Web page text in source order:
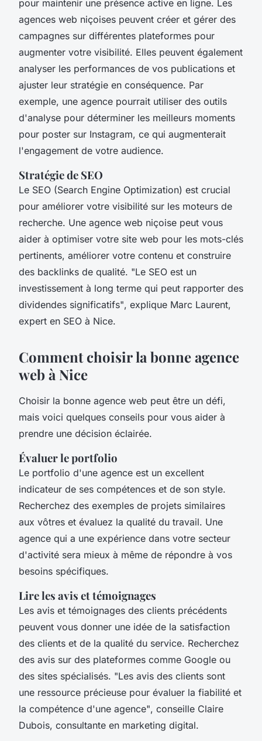
pour maintenir une présence active en ligne. Les
agences web niçoises peuvent créer et gérer des
campagnes sur différentes plateformes pour
augmenter votre visibilité. Elles peuvent également
analyser les performances de vos publications et
ajuster leur stratégie en conséquence. Par
exemple, une agence pourrait utiliser des outils
d'analyse pour déterminer les meilleurs moments
pour poster sur Instagram, ce qui augmenterait
l'engagement de votre audience.
Stratégie de SEO
Le SEO (Search Engine Optimization) est crucial
pour améliorer votre visibilité sur les moteurs de
recherche. Une agence web niçoise peut vous
aider à optimiser votre site web pour les mots-clés
pertinents, améliorer votre contenu et construire
des backlinks de qualité. "Le SEO est un
investissement à long terme qui peut rapporter des
dividendes significatifs", explique Marc Laurent,
expert en SEO à Nice.
Comment choisir la bonne agence
web à Nice
Choisir la bonne agence web peut être un défi,
mais voici quelques conseils pour vous aider à
prendre une décision éclairée.
Évaluer le portfolio
Le portfolio d'une agence est un excellent
indicateur de ses compétences et de son style.
Recherchez des exemples de projets similaires
aux vôtres et évaluez la qualité du travail. Une
agence qui a une expérience dans votre secteur
d'activité sera mieux à même de répondre à vos
besoins spécifiques.
Lire les avis et témoignages
Les avis et témoignages des clients précédents
peuvent vous donner une idée de la satisfaction
des clients et de la qualité du service. Recherchez
des avis sur des plateformes comme Google ou
des sites spécialisés. "Les avis des clients sont
une ressource précieuse pour évaluer la fiabilité et
la compétence d'une agence", conseille Claire
Dubois, consultante en marketing digital.